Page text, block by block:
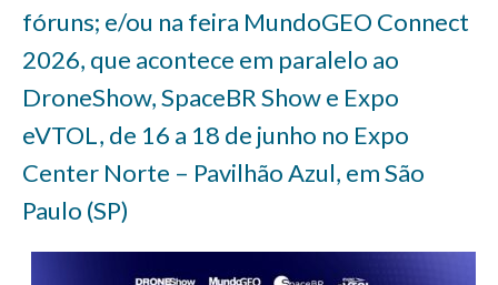
fóruns; e/ou na feira MundoGEO Connect
2026, que acontece em paralelo ao
DroneShow, SpaceBR Show e Expo
eVTOL, de 16 a 18 de junho no Expo
Center Norte – Pavilhão Azul, em São
Paulo (SP)